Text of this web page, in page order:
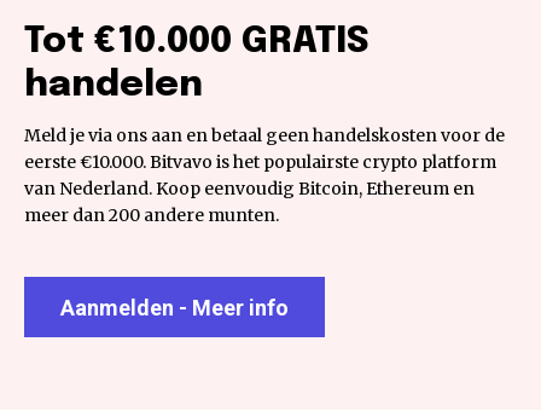
Tot €10.000 GRATIS
handelen
Meld je via ons aan en betaal geen handelskosten voor de
eerste €10.000. Bitvavo is het populairste crypto platform
van Nederland. Koop eenvoudig Bitcoin, Ethereum en
meer dan 200 andere munten.
Aanmelden - Meer info